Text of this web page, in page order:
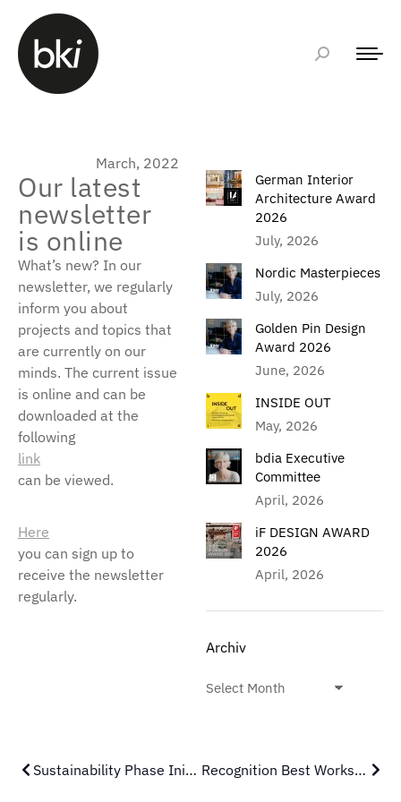
March, 2022
Our latest
newsletter
is online
What’s new? In our
newsletter, we regularly
inform you about
projects and topics that
are currently on our
minds. The current issue
is online and can be
downloaded at the
following
link
can be viewed.
Here
you can sign up to
receive the newsletter
regularly.
German Interior
Architecture Award
2026
July, 2026
Nordic Masterpieces
July, 2026
Golden Pin Design
Award 2026
June, 2026
INSIDE OUT
May, 2026
bdia Executive
Committee
April, 2026
iF DESIGN AWARD
2026
April, 2026
Archiv
Recognition Best Workspaces 2022
Sustainability Phase Initiative